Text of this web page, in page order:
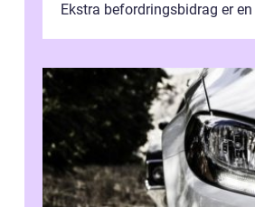
Ekstra befordringsbidrag er